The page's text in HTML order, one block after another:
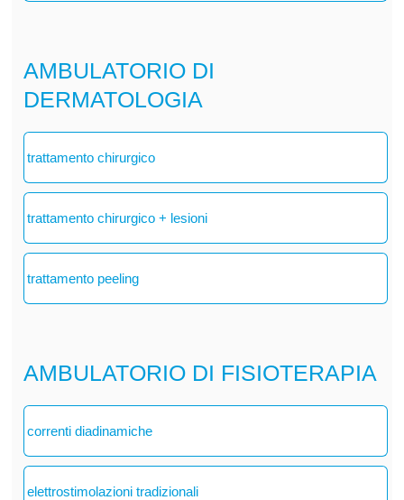
AMBULATORIO DI
DERMATOLOGIA
trattamento chirurgico
trattamento chirurgico + lesioni
trattamento peeling
AMBULATORIO DI FISIOTERAPIA
correnti diadinamiche
elettrostimolazioni tradizionali